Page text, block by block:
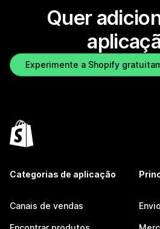
Quer
Experimente a Shopify
Categorias de aplicação
Canais de vendas